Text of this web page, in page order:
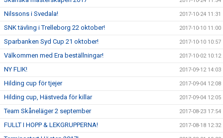
Nilssons i Svedala! 2017-10-24 11:31
SNK tävling i Trelleborg 22 oktober! 2017-10-10 11:00
Sparbanken Syd Cup 21 oktober! 2017-10-10 10:57
Välkommen med Era beställningar! 2017-10-02 10:12
NY FLIK! 2017-09-12 14:03
Hilding cup för tjejer 2017-09-04 12:08
Hilding cup, Hästveda för killar 2017-09-04 12:05
Team Skåneläger 2 september 2017-08-23 17:54
FULLT I HOPP & LEKGRUPPERNA! 2017-08-18 12:32